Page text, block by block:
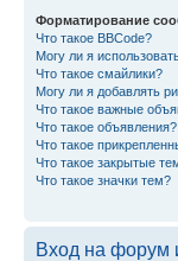
Форматирование
Что такое BBCode?
Могу ли я
Что такое смайлики?
Могу ли я добавлять
Что такое важные
Что такое объявления?
Что такое
Что такое закрытые
Что такое значки тем?
Вход на форум